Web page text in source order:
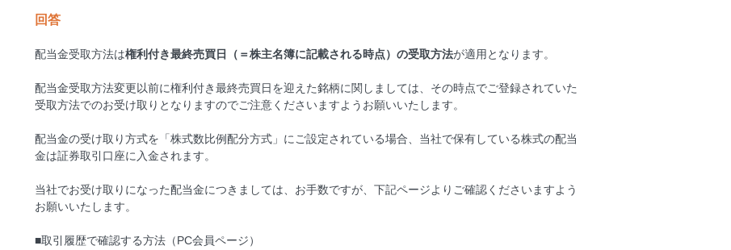
回答
配当金受取方法は権利付き最終売買日（＝株主名簿に記載される時点）の受取方法が適用となります。
配当金受取方法変更以前に権利付き最終売買日を迎えた銘柄に関しましては、その時点でご登録されていた
受取方法でのお受け取りとなりますのでご注意くださいますようお願いいたします。
配当金の受け取り方式を「株式数比例配分方式」にご設定されている場合、当社で保有している株式の配当
金は証券取引口座に入金されます。
当社でお受け取りになった配当金につきましては、お手数ですが、下記ページよりご確認くださいますよう
お願いいたします。
■取引履歴で確認する方法（PC会員ページ）